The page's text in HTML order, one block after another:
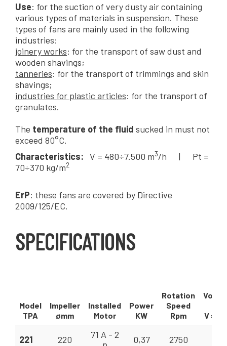
Use: for the suction of very dusty air containing
various types of materials in suspension. These
types of fans are mainly used in the following
industries:
joinery works: for the transport of saw dust and
wooden shavings;
tanneries: for the transport of trimmings and skin
shavings;
industries for plastic articles: for the transport of
granulates.
The temperature of the fluid sucked in must not
exceed 80°C.
Characteristics: V = 480÷7.500 m3/h | Pt =
70÷370 kg/m2
ErP: these fans are covered by Directive
2009/125/EC.
SPECIFICATIONS
Model
TPA
Impeller
ømm
Installed
Motor
Power
KW
Rotation
Speed
Rpm
V =
221 220
71 A - 2
0,37 2750